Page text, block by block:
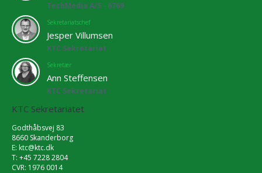
TechMedia A/S - 6769
Sekretariatschef
Jesper Villumsen
KTC Sekretariat
Sekretær
Ann Steffensen
KTC Sekretariat
KTC Sekretariatet
Godthåbsvej 83
8660 Skanderborg
E: ktc@ktc.dk
T: +45 7228 2804
CVR: 1976 0014